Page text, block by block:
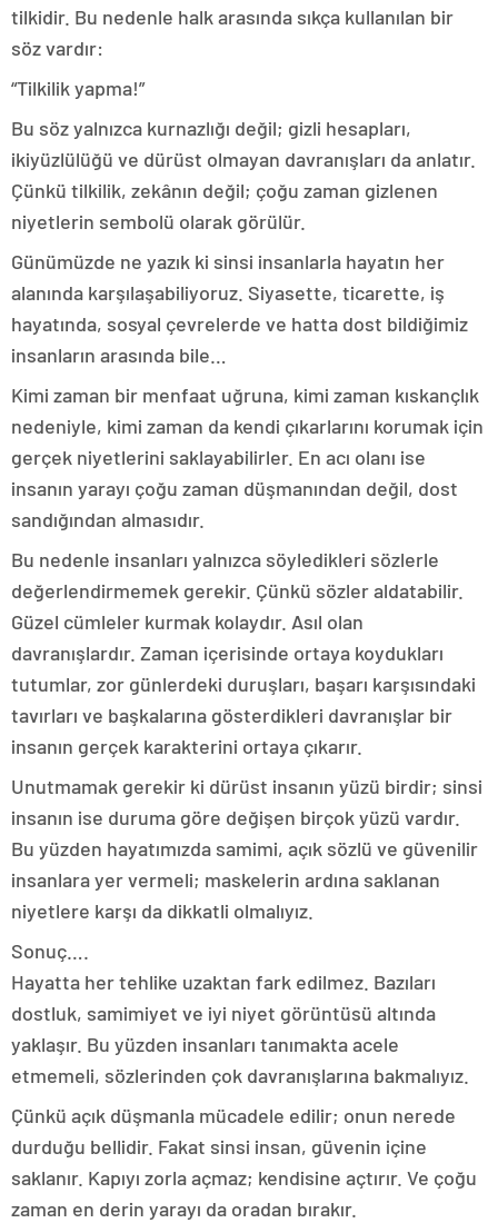
tilkidir. Bu nedenle halk arasında sıkça kullanılan bir
söz vardır:
“Tilkilik yapma!”
Bu söz yalnızca kurnazlığı değil; gizli hesapları,
ikiyüzlülüğü ve dürüst olmayan davranışları da anlatır.
Çünkü tilkilik, zekânın değil; çoğu zaman gizlenen
niyetlerin sembolü olarak görülür.
Günümüzde ne yazık ki sinsi insanlarla hayatın her
alanında karşılaşabiliyoruz. Siyasette, ticarette, iş
hayatında, sosyal çevrelerde ve hatta dost bildiğimiz
insanların arasında bile…
Kimi zaman bir menfaat uğruna, kimi zaman kıskançlık
nedeniyle, kimi zaman da kendi çıkarlarını korumak için
gerçek niyetlerini saklayabilirler. En acı olanı ise
insanın yarayı çoğu zaman düşmanından değil, dost
sandığından almasıdır.
Bu nedenle insanları yalnızca söyledikleri sözlerle
değerlendirmemek gerekir. Çünkü sözler aldatabilir.
Güzel cümleler kurmak kolaydır. Asıl olan
davranışlardır. Zaman içerisinde ortaya koydukları
tutumlar, zor günlerdeki duruşları, başarı karşısındaki
tavırları ve başkalarına gösterdikleri davranışlar bir
insanın gerçek karakterini ortaya çıkarır.
Unutmamak gerekir ki dürüst insanın yüzü birdir; sinsi
insanın ise duruma göre değişen birçok yüzü vardır.
Bu yüzden hayatımızda samimi, açık sözlü ve güvenilir
insanlara yer vermeli; maskelerin ardına saklanan
niyetlere karşı da dikkatli olmalıyız.
Sonuç….
Hayatta her tehlike uzaktan fark edilmez. Bazıları
dostluk, samimiyet ve iyi niyet görüntüsü altında
yaklaşır. Bu yüzden insanları tanımakta acele
etmemeli, sözlerinden çok davranışlarına bakmalıyız.
Çünkü açık düşmanla mücadele edilir; onun nerede
durduğu bellidir. Fakat sinsi insan, güvenin içine
saklanır. Kapıyı zorla açmaz; kendisine açtırır. Ve çoğu
zaman en derin yarayı da oradan bırakır.